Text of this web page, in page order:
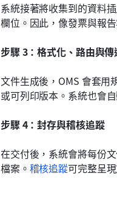
系統接著將收集到的資料
欄位。因此，像發票與報
步驟 3：格式化、路由與
文件生成後，OMS 會套用
或可列印版本。系統也會
步驟 4：封存與稽核追蹤
在交付後，系統會將每份
檔案。 稽核追蹤可完整呈